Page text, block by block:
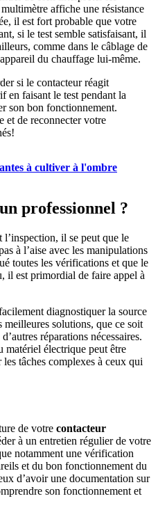
affiche une résistance
il est fort probable que votre
si le test semble satisfaisant, il
comme dans le câblage de
du chauffage lui-même.
si le contacteur réagit
en faisant le test pendant la
son bon fonctionnement.
et de reconnecter votre
à cultiver à l'ombre
professionnel ?
l’inspection, il se peut que le
à l’aise avec les manipulations
toutes les vérifications et que le
il est primordial de faire appel à
diagnostiquer la source
meilleures solutions, que ce soit
réparations nécessaires.
matériel électrique peut être
tâches complexes à ceux qui
de votre contacteur
à un entretien régulier de votre
notamment une vérification
et du bon fonctionnement du
d’avoir une documentation sur
son fonctionnement et